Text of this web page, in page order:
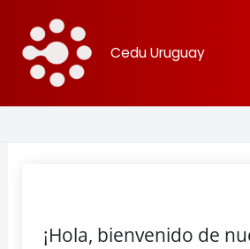
contenido
Cedu Uruguay
¡Hola, bienvenido de